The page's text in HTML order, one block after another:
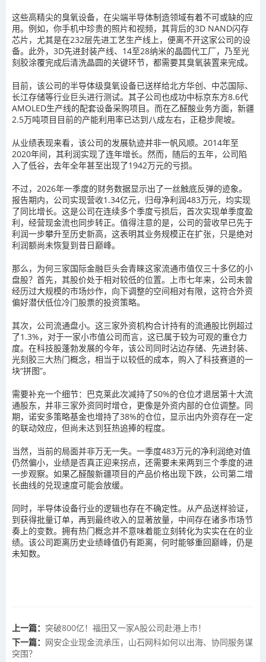
这些高精尖的臭氧设备，在尖端半导体制造领域有着不可或缺的应
用。例如，你手机中珍贵的照片和视频，其背后的3D NAND闪存
芯片，尤其是在232层先进工艺生产线上，便离不开这家公司的设
备。此外，3D先进封装产线、14至28纳米的晶圆代工厂，乃至光
刻胶涂覆完成后清洗晶圆的关键环节，都需要其臭氧装置来完成。
目前，该公司的半导体级臭氧设备已送样给北方华创、中芯国际、
长江存储等行业巨头进行测试。其子公司也成功中标京东方8.6代
AMOLED生产线的配套设备采购项目。而在乙醛酸业务方面，新疆
2.5万吨项目目前的产能利用率已达到八成左右，正稳步爬坡。
从业绩表现来看，该公司的发展轨迹并非一帆风顺。2014年至
2020年间，其利润实现了连年增长。然而，随后的五年，公司陷
入了低谷，去年全年甚至出现了1942万元的亏损。
不过，2026年一季度的财务数据显示出了一丝触底反弹的迹象。
报告期内，公司实现营收1.34亿元，归母净利润483万元，均实现
了同比增长。这是公司在连续多个季度亏损后，首次实现单季度盈
利，经营现金流也同步转正。值得注意的是，公司的营收早已先于
利润一步攀升至历史新高，这表明其业务规模正在扩张，只是绝对
利润额尚未恢复到昔日巅峰。
那么，为何三家国际金融巨头会青睐这家流通市值仅三十多亿的小
盘股？首先，其股价处于相对较低的位置。上市七年来，公司未曾
经历过大规模的市场炒作，向下调整的空间相对有限，这符合外资
偏好潜伏低位冷门股票的投资策略。
其次，公司流通盘小。这三家外资机构合计持有的流通股比例超过
了1.3%，对于一家小市值公司而言，这已属于较为可观的重仓力
度。在科技股蓬勃发展的今年，该公司同时沾边存储、先进封装、
光刻胶三大热门概念，相当于以较低的成本，购入了科技赛道的一
块“拼图”。
需要补充一个细节：巴克莱此次减持了50%的仓位才退居第十大流
通股东，并非三家外资同时增仓，更像是外资内部的仓位调整。同
期，诺安多策略基金也增持了38%的仓位，显示出内外资存在一定
的联动效应，但尚未达到狂热追捧的程度。
当然，当前的局面并非万无一失。一季度483万元的净利润绝对值
仍然偏小，业绩是否真正迎来拐点，还需要未来两到三个季度的进
一步观察。如果乙醛酸新疆项目的产品价格出现下跌，公司第二增
长曲线的兑现速度可能会放缓。
同时，半导体设备行业的逻辑也存在不确定性。从产品送样验证，
到获得批量订单，再到最终收入的显著放量，中间存在诸多市场节
奏上的变数。拥有热门概念并不意味着能立刻转化为实实在在的业
绩。该公司距离历史业绩峰值仍有距离，何时能够重回巅峰，仍是
未知数。
上一篇： 突破800亿！福田又一家A股公司赴港上市！
下一篇： 网安企业现金流承压，山石网科如何以出海、协同服务谋
突围？